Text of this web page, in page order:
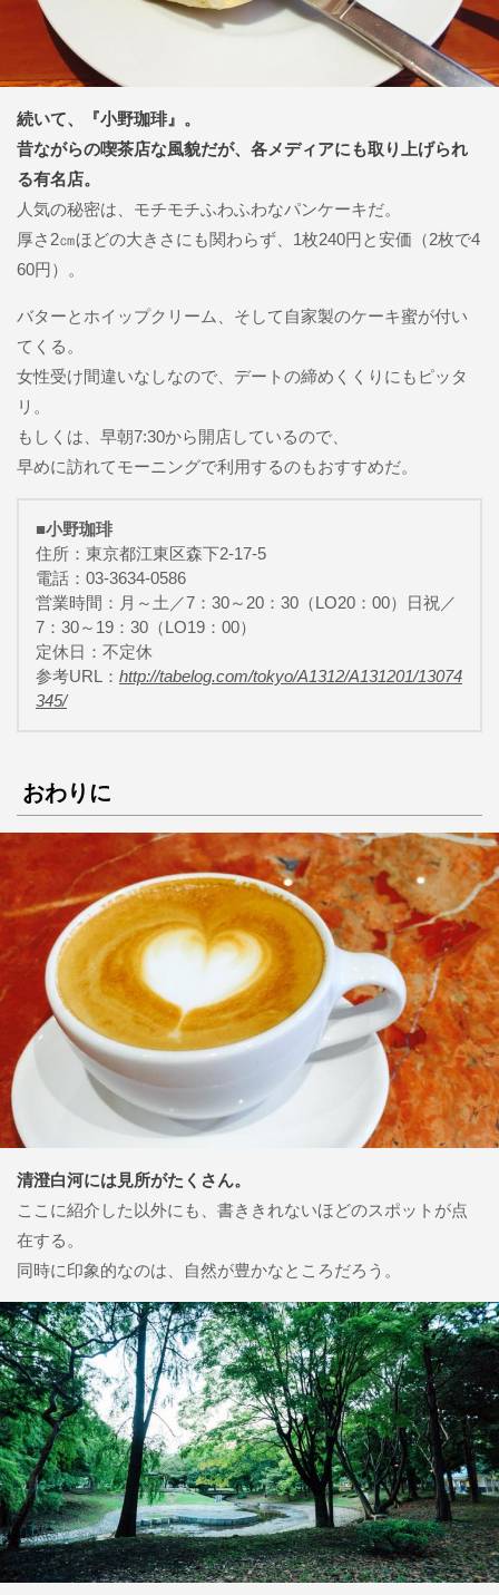
続いて、『小野珈琲』。
昔ながらの喫茶店な風貌だが、各メディアにも取り上げられ
る有名店。
人気の秘密は、モチモチふわふわなパンケーキだ。
厚さ2㎝ほどの大きさにも関わらず、1枚240円と安価（2枚で4
60円）。
バターとホイップクリーム、そして自家製のケーキ蜜が付い
てくる。
女性受け間違いなしなので、デートの締めくくりにもピッタ
リ。
もしくは、早朝7:30から開店しているので、
早めに訪れてモーニングで利用するのもおすすめだ。
■小野珈琲
住所：東京都江東区森下2-17-5
電話：03-3634-0586
営業時間：月～土／7：30～20：30（LO20：00）日祝／
7：30～19：30（LO19：00）
定休日：不定休
参考URL： http://tabelog.com/tokyo/A1312/A131201/13074
345/
おわりに
清澄白河には見所がたくさん。
ここに紹介した以外にも、書ききれないほどのスポットが点
在する。
同時に印象的なのは、自然が豊かなところだろう。